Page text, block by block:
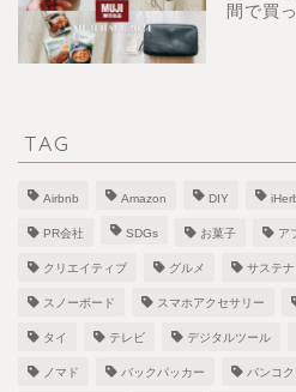
間で買
TAG
Airbnb Amazon DIY
PR会社 SDGs お菓子 ア
クリエイティブ グルメ サステ
スノーボード スマホアクセサリー
タイ テレビ デジタルツール
ノマド バックパッカー バンコク